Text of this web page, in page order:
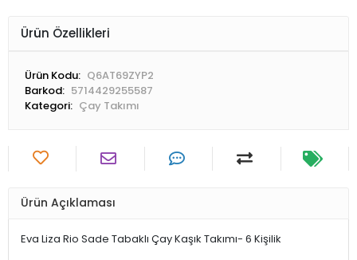
Ürün Özellikleri
Ürün Kodu: Q6AT69ZYP2
Barkod: 5714429255587
Kategori: Çay Takımı
Ürün Açıklaması
Eva Liza Rio Sade Tabaklı Çay Kaşık Takımı- 6 Kişilik